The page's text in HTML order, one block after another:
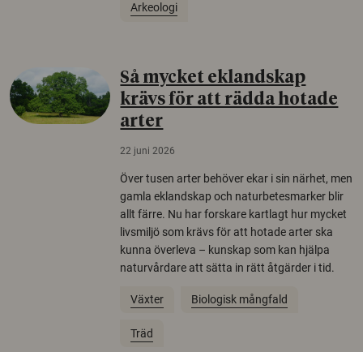
Arkeologi
Så mycket eklandskap
krävs för att rädda hotade
arter
22 juni 2026
Över tusen arter behöver ekar i sin närhet, men
gamla eklandskap och naturbetesmarker blir
allt färre. Nu har forskare kartlagt hur mycket
livsmiljö som krävs för att hotade arter ska
kunna överleva – kunskap som kan hjälpa
naturvårdare att sätta in rätt åtgärder i tid.
Växter Biologisk mångfald
Träd